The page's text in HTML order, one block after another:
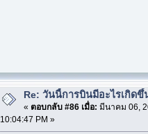
Re: วันนี้การบินมีอะไรเกิดขึ้
« ตอบกลับ #86 เมื่อ: มีนาคม 06,
10:04:47 PM »